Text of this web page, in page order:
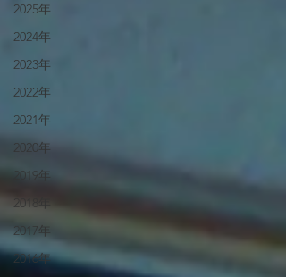
2025年
2024年
2023年
2022年
2021年
2020年
2019年
2018年
2017年
2016年